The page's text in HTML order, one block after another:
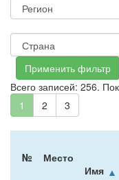
Всего записей: 256.
1
2 3
№
Место
Имя ▲